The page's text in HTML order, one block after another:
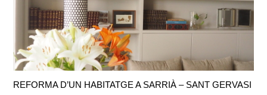
REFORMA D’UN HABITATGE A SARRIÀ – SANT GERVASI